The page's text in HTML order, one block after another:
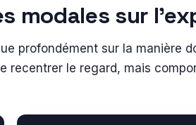
modales sur
profondément sur la manière
recentrer le regard, mais